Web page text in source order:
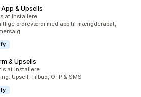
& Upsells
alt
at installere
ordreværdi med app til mængderabat,
& Upsells
i altat installere
Upsell, Tilbud, OTP & SMS